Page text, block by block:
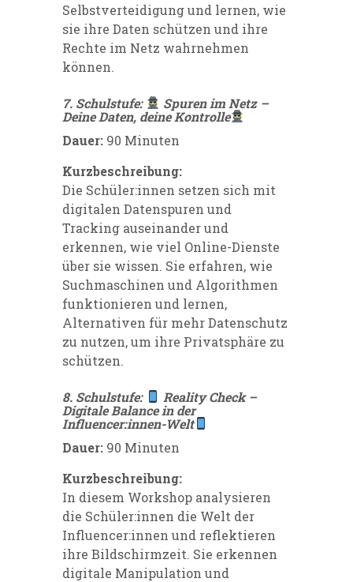
Selbstverteidigung und lernen, wie
sie ihre Daten schützen und ihre
Rechte im Netz wahrnehmen
können.
7. Schulstufe:
Spuren im Netz –
Deine Daten, deine Kontrolle
Dauer: 90 Minuten
Kurzbeschreibung:
Die Schüler:innen setzen sich mit
digitalen Datenspuren und
Tracking auseinander und
erkennen, wie viel Online-Dienste
über sie wissen. Sie erfahren, wie
Suchmaschinen und Algorithmen
funktionieren und lernen,
Alternativen für mehr Datenschutz
zu nutzen, um ihre Privatsphäre zu
schützen.
8. Schulstufe:
Reality Check –
Digitale Balance in der
Influencer:innen-Welt
Dauer: 90 Minuten
Kurzbeschreibung:
In diesem Workshop analysieren
die Schüler:innen die Welt der
Influencer:innen und reflektieren
ihre Bildschirmzeit. Sie erkennen
digitale Manipulation und